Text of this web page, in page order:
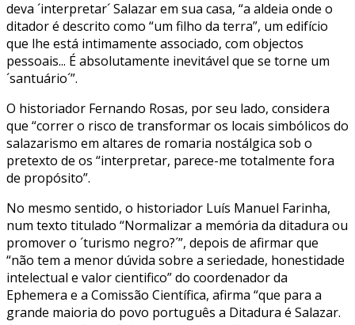
deva ´interpretar´ Salazar em sua casa, “a aldeia onde o
ditador é descrito como “um filho da terra”, um edifício
que lhe está intimamente associado, com objectos
pessoais... É absolutamente inevitável que se torne um
´santuário´”.
O historiador Fernando Rosas, por seu lado, considera
que “correr o risco de transformar os locais simbólicos do
salazarismo em altares de romaria nostálgica sob o
pretexto de os “interpretar, parece-me totalmente fora
de propósito”.
No mesmo sentido, o historiador Luís Manuel Farinha,
num texto titulado “Normalizar a memória da ditadura ou
promover o ´turismo negro?´”, depois de afirmar que
“não tem a menor dúvida sobre a seriedade, honestidade
intelectual e valor cientifico” do coordenador da
Ephemera e a Comissão Científica, afirma “que para a
grande maioria do povo português a Ditadura é Salazar.